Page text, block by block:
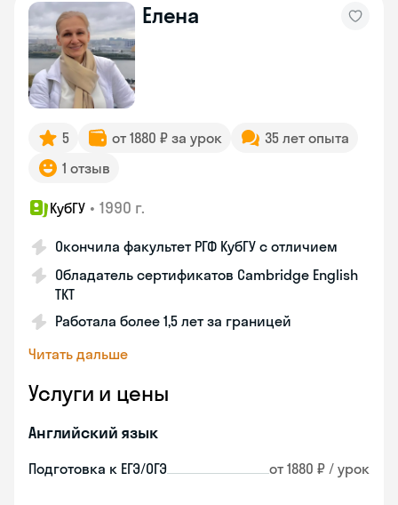
Елена
5 от 1880 ₽ за урок
35 лет опыта
1 отзыв
КубГУ • 1990 г.
Окончила факультет РГФ КубГУ с отличием
Обладатель сертификатов Cambridge English
TKT
Работала более 1,5 лет за границей
Читать дальше
Услуги и цены
Английский язык
Подготовка к ЕГЭ/ОГЭ от 1880 ₽ / урок